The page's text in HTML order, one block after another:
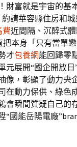
財富就是宇宙的基
請華容縣住房和
費近間隔、沉醉式
本身「只有當單
才包養網能回歸零
元展開“國企開放
像，彰顯了動力央
在動力保供、綠色
會瞬間質疑自己的
“國能岳陽電廠